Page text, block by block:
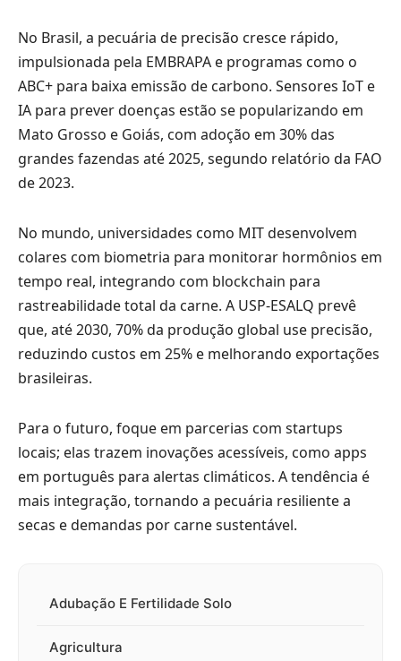
No Brasil, a pecuária de precisão cresce rápido,
impulsionada pela EMBRAPA e programas como o
ABC+ para baixa emissão de carbono. Sensores IoT e
IA para prever doenças estão se popularizando em
Mato Grosso e Goiás, com adoção em 30% das
grandes fazendas até 2025, segundo relatório da FAO
de 2023.
No mundo, universidades como MIT desenvolvem
colares com biometria para monitorar hormônios em
tempo real, integrando com blockchain para
rastreabilidade total da carne. A USP-ESALQ prevê
que, até 2030, 70% da produção global use precisão,
reduzindo custos em 25% e melhorando exportações
brasileiras.
Para o futuro, foque em parcerias com startups
locais; elas trazem inovações acessíveis, como apps
em português para alertas climáticos. A tendência é
mais integração, tornando a pecuária resiliente a
secas e demandas por carne sustentável.
Adubação E Fertilidade Solo
Agricultura